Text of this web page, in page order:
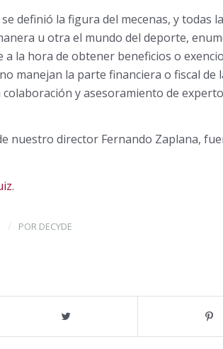
definió la figura del mecenas, y todas
u otra el mundo del deporte,
la hora de obtener beneficios o
manejan la parte financiera o fiscal de
colaboración y asesoramiento de
nuestro director Fernando Zaplana,
.
/ POR DECYDE